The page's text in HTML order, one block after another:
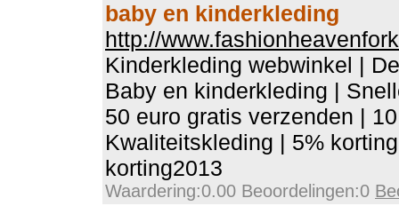
baby en kinderkleding
http://
Kinderkleding webwinkel |
Baby en kinderkleding |
50 euro gratis verzenden |
Kwaliteitskleding | 5%
korting2013
Waardering:0.00 Beoordelingen:0